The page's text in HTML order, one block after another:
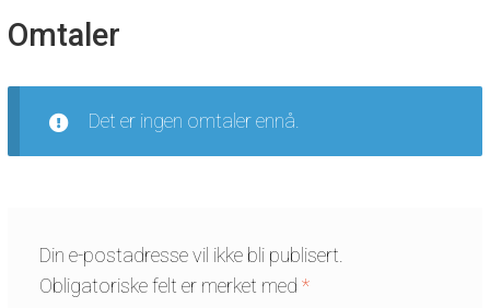
Omtaler
Det er ingen omtaler ennå.
Din e-postadresse vil ikke bli publisert.
Obligatoriske felt er merket med*